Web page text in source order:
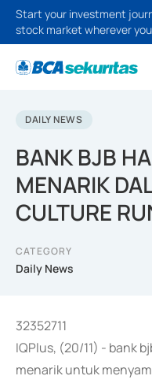
Start your investment
stock market wherever
DAILY NEWS
BANK BJB
MENARIK
CULTURE
CATEGORY
Daily News
32352711
IQPlus, (20/11) - bank
menarik untuk